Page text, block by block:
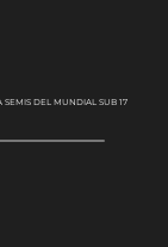
SEMIS DEL MUNDIAL SUB 17